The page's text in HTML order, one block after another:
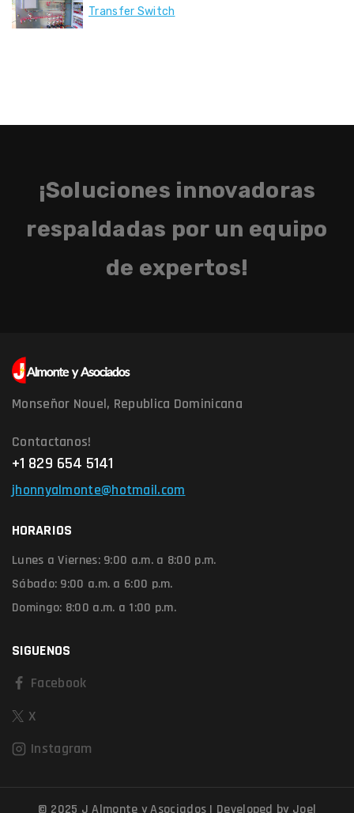
Transfer Switch
¡Soluciones innovadoras
respaldadas por un equipo
de expertos!
Monseñor Nouel, Republica Dominicana
Contactanos!
+1 829 654 5141
jhonnyalmonte@hotmail.com
HORARIOS
Lunes a Viernes:9:00 a.m. a 8:00 p.m.
Sábado: 9:00 a.m. a 6:00 p.m.
Domingo: 8:00 a.m. a 1:00 p.m.
SIGUENOS
Facebook
X
Instagram
© 2025 J Almonte y Asociados | Developed by Joel